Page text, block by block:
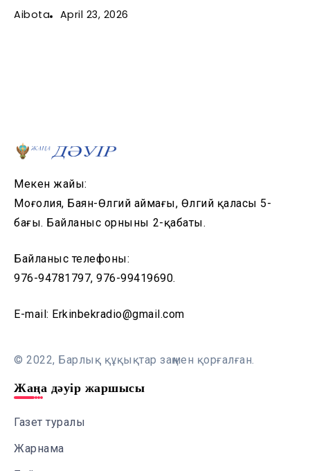
Aibota April 23, 2026
Мекен жайы:
Моңғолия, Баян-Өлгий аймағы, Өлгий қаласы 5-
бағы. Байланыс орнының 2-қабаты.
Байланыс телефоны:
976-94781797, 976-99419690.
E-mail: Erkinbekradio@gmail.com
© 2022, Барлық құқықтар заңмен қорғалған.
Жаңа дәуір жаршысы
Газет туралы
Жарнама